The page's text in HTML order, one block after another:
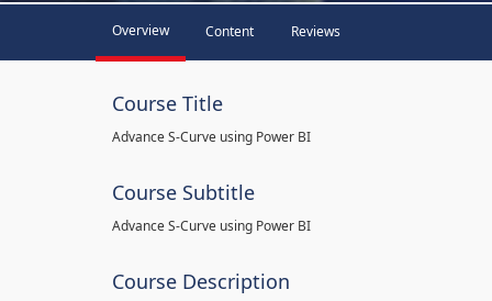
Overview Content Reviews
Course Title
Advance S-Curve using Power BI
Course Subtitle
Advance S-Curve using Power BI
Course Description